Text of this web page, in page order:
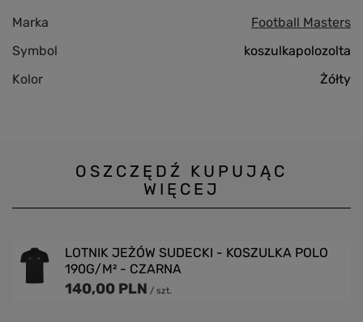
Marka
Football Masters
Symbol
koszulkapolozolta
Kolor
Żółty
OSZCZĘDŹ KUPUJĄC
WIĘCEJ
LOTNIK JEŻÓW SUDECKI - KOSZULKA POLO
190G/M² - CZARNA
140,00 PLN / szt.